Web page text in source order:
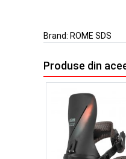
Brand: ROME SDS
Produse din